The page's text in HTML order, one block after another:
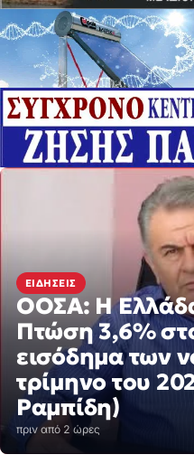
ΟΟΣΑ: Η
Πτώση 3,6%
εισόδημα των
το α’ τρίμηνο
Μιχάλη
πριν από 2 ώρες
ΑΝΑΚΟΙΝΏΣΕΙΣ
Η νεολαία
των Γρεβενών
συναυλία της
πριν από 2 ώρες